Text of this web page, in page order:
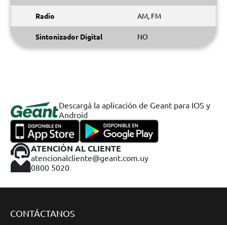
Radio AM, FM
Sintonizador Digital NO
Descargá la aplicación de Geant para IOS y
Android
ATENCIÓN AL CLIENTE
atencionalcliente@geant.com.uy
0800 5020
CONTÁCTANOS